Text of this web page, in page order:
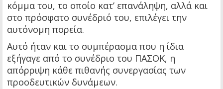
κόμμα του, το οποίο κατ’ επανάληψη, αλλά και
στο πρόσφατο συνέδριό του, επιλέγει την
αυτόνομη πορεία.
Αυτό ήταν και το συμπέρασμα που η ίδια
εξήγαγε από το συνέδριο του ΠΑΣΟΚ, η
απόρριψη κάθε πιθανής συνεργασίας των
προοδευτικών δυνάμεων.